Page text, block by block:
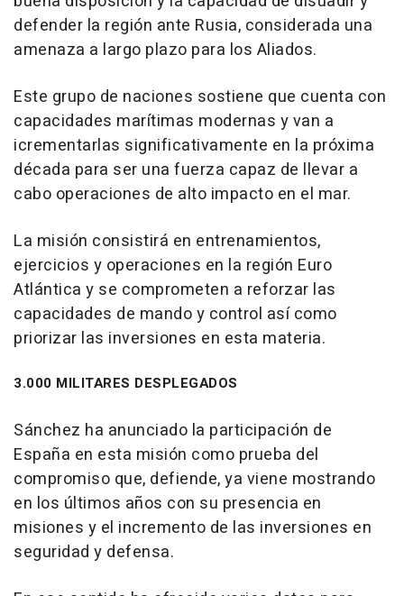
defender la región ante Rusia, considerada una
amenaza a largo plazo para los Aliados.
Este grupo de naciones sostiene que cuenta con
capacidades marítimas modernas y van a
icrementarlas significativamente en la próxima
década para ser una fuerza capaz de llevar a
cabo operaciones de alto impacto en el mar.
La misión consistirá en entrenamientos,
ejercicios y operaciones en la región Euro
Atlántica y se comprometen a reforzar las
capacidades de mando y control así como
priorizar las inversiones en esta materia.
3.000 MILITARES DESPLEGADOS
Sánchez ha anunciado la participación de
España en esta misión como prueba del
compromiso que, defiende, ya viene mostrando
en los últimos años con su presencia en
misiones y el incremento de las inversiones en
seguridad y defensa.